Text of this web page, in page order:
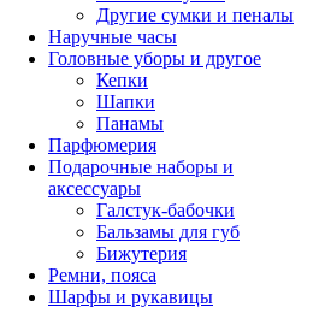
Другие сумки и пеналы
Наручные часы
Головные уборы и другое
Кепки
Шапки
Панамы
Парфюмерия
Подарочные наборы и
аксессуары
Галстук-бабочки
Бальзамы для губ
Бижутерия
Ремни, пояса
Шарфы и рукавицы